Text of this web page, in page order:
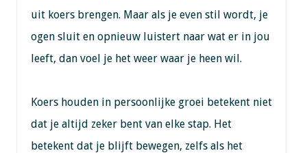
uit koers brengen. Maar als je even stil wordt, je
ogen sluit en opnieuw luistert naar wat er in jou
leeft, dan voel je het weer waar je heen wil.
Koers houden in persoonlijke groei betekent niet
dat je altijd zeker bent van elke stap. Het
betekent dat je blijft bewegen, zelfs als het